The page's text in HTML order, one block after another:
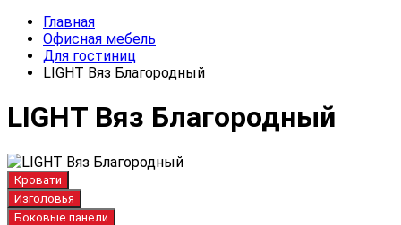
Главная
Офисная мебель
Для гостиниц
LIGHT Вяз Благородный
LIGHT Вяз Благородный
Кровати
Изголовья
Боковые панели